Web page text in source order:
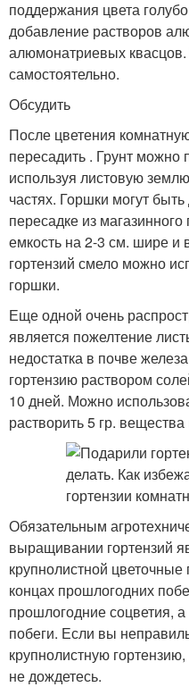
поддержания цвета
добавление растворов
алюмонатриевых
самостоятельно.
Обсудить
После цветения
пересадить . Грунт можно
используя листовую
частях. Горшки могут
пересадке из
емкость на 2-3 см. шире и
гортензий смело можно
горшки.
Еще одной очень
является пожелтение
недостатка в почве
гортензию раствором
10 дней. Можно
растворить 5 гр.
Обязательным
выращивании гортензий
крупнолистной
концах прошлогодних
прошлогодние соцветия,
побеги. Если вы
крупнолистную
не дождетесь.